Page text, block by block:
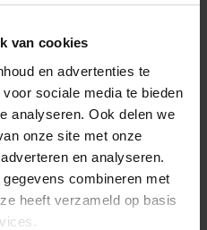
van cookies
en advertenties te
sociale media te bieden
analyseren. Ook delen we
onze site met onze
en analyseren.
combineren met
heeft verzameld op basis